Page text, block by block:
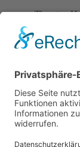
- Thorsten
Copyright © 2023